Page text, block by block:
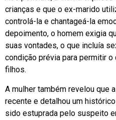
crianças e que o ex-marido
controlá-la e chantageá-la
depoimento, o homem exigia
suas vontades, o que incluía
condição prévia para permitir
filhos.
A mulher também revelou que
recente e detalhou um
sido estuprada pelo suspeito